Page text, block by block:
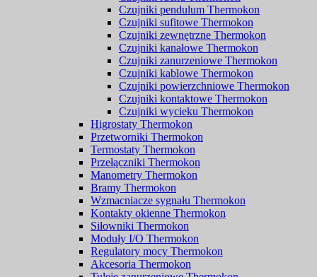
Czujniki pendulum Thermokon
Czujniki sufitowe Thermokon
Czujniki zewnętrzne Thermokon
Czujniki kanałowe Thermokon
Czujniki zanurzeniowe Thermokon
Czujniki kablowe Thermokon
Czujniki powierzchniowe Thermokon
Czujniki kontaktowe Thermokon
Czujniki wycieku Thermokon
Higrostaty Thermokon
Przetworniki Thermokon
Termostaty Thermokon
Przełączniki Thermokon
Manometry Thermokon
Bramy Thermokon
Wzmacniacze sygnału Thermokon
Kontakty okienne Thermokon
Siłowniki Thermokon
Moduły I/O Thermokon
Regulatory mocy Thermokon
Akcesoria Thermokon